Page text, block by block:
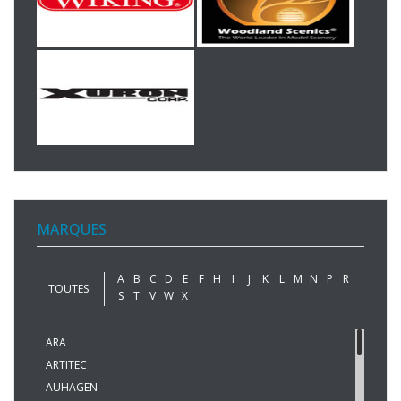
MARQUES
TOUTES
A B C D E F H I J K L M N P
R
S
T V W X
ARA
ARTITEC
AUHAGEN